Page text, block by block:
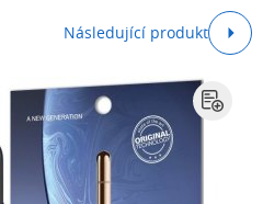
Následující produkt